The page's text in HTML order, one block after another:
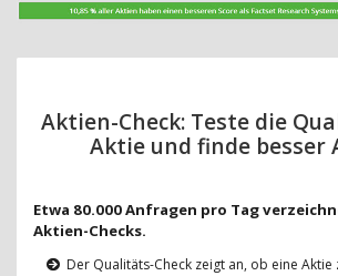
Aktien-Check: Teste die
Aktie und finde besser
Etwa 80.000 Anfragen pro Tag
Aktien-Checks.
Der Qualitäts-Check zeigt an, ob eine Aktie